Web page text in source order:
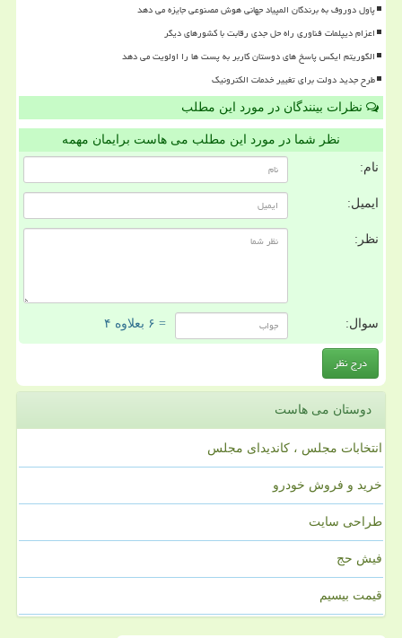
پاول دوروف به برندگان المپیاد جهانی هوش مصنوعی جایزه می دهد
اعزام دیپلمات فناوری راه حل جدی رقابت با کشورهای دیگر
الگوریتم ایکس پاسخ های دوستان کاربر به پست ها را اولویت می دهد
طرح جدید دولت برای تغییر خدمات الکترونیک
نظرات بینندگان در مورد این مطلب
نظر شما در مورد این مطلب می هاست برایمان مهمه
نام:
ایمیل:
نظر:
سوال: = ۶ بعلاوه ۴
دوستان می هاست
انتخابات مجلس ، کاندیدای مجلس
خرید و فروش خودرو
طراحی سایت
فیش حج
قیمت بیسیم